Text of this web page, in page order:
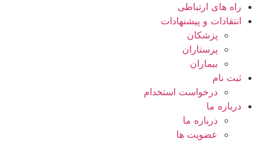
راه های ارتباطی
انتقادات و پيشنهادات
پزشكان
پرستاران
بيماران
ثبت نام
درخواست استخدام
درباره ما
درباره ما
عضویت ها